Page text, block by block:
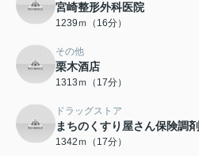
宮崎整形外科医院
1239ｍ（16分）
その他
栗木酒店
1313ｍ（17分）
ドラッグストア
まちのくすり屋さん保険調
1342ｍ（17分）